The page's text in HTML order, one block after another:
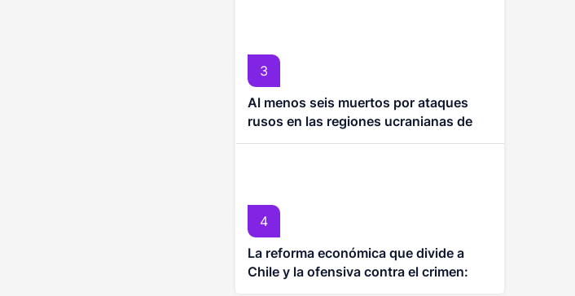
3
Al menos seis muertos por ataques
rusos en las regiones ucranianas de
Járkiv y Sumy
4
La reforma económica que divide a
Chile y la ofensiva contra el crimen: